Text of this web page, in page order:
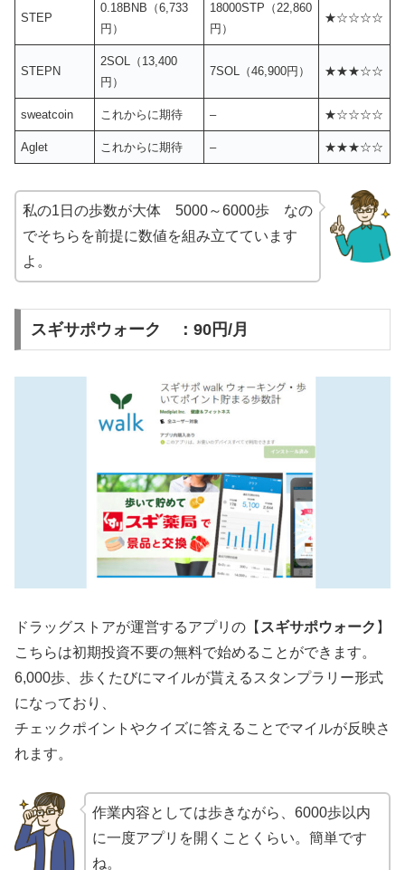
STEP
0.18BNB（6,733
円）
18000STP（22,860
円）
★☆☆☆☆
STEPN
2SOL（13,400
円）
7SOL（46,900円） ★★★☆☆
sweatcoin これからに期待 – ★☆☆☆☆
Aglet これからに期待 – ★★★☆☆
私の1日の歩数が大体 5000～6000歩 なの
でそちらを前提に数値を組み立てています
よ。
スギサポウォーク ：90円/月
ドラッグストアが運営するアプリの【 スギサポウォーク 】
こちらは初期投資不要の無料で始めることができます。
6,000歩、歩くたびにマイルが貰えるスタンプラリー形式
になっており、
チェックポイントやクイズに答えることでマイルが反映さ
れます。
作業内容としては歩きながら、6000歩以内
に一度アプリを開くことくらい。簡単です
ね。